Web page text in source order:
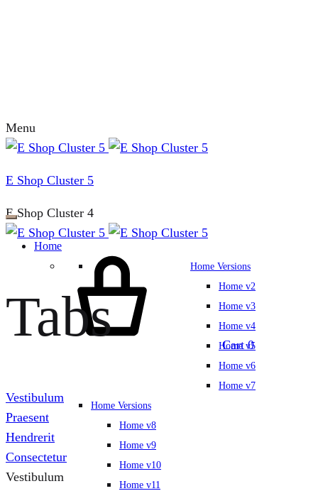
Menu
E Shop Cluster 5
E Shop Cluster 4
Home
Home Versions
Home v2
Home v3
Home v4
Home v5
Home v6
Home v7
Home Versions
Home v8
Home v9
Home v10
Home v11
Cart 0
Tabs
Vestibulum
Praesent
Hendrerit
Consectetur
Vestibulum